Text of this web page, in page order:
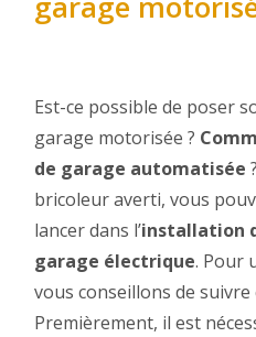
Est-ce possible de poser
garage motorisée ?
de garage automatisée
bricoleur averti, vous
lancer dans l’installation
garage électrique. Pour
vous conseillons de suivre
Premièrement, il est